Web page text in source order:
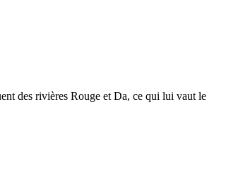
des rivières Rouge et Da, ce qui lui vaut le